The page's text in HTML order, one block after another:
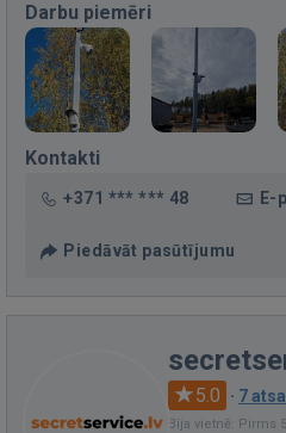
Darbu piemēri
Kontakti
+371 *** *** 48 E-
Piedāvāt pasūtījumu
5.0 · 7
Bija vietnē: Pirms